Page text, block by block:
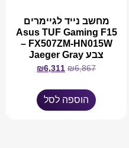
מחשב נייד לגיימרים
Asus TUF Gaming F15
FX507ZM-HN015W –
צבע Jaeger Gray
₪6,867
₪6,311
הוספה לסל